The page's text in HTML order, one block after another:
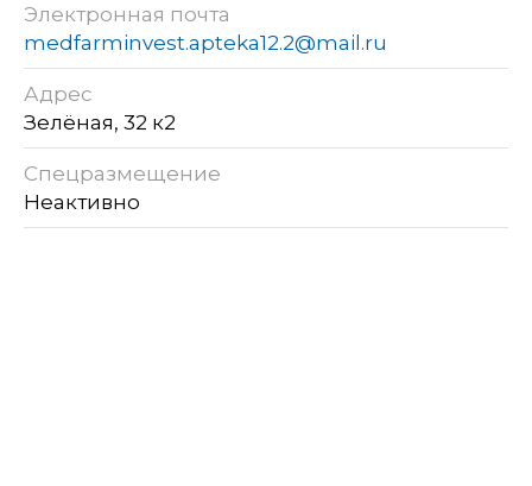
Электронная почта
medfarminvest.apteka12.2@mail.ru
Адрес
Зелёная, 32 к2
Спецразмещение
Неактивно